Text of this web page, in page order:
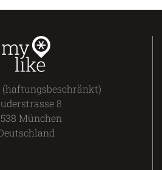
(haftungsbeschränkt)
8
München